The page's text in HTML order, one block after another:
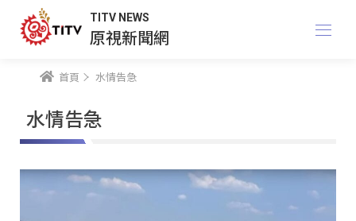
TITV NEWS
原視新聞網
首頁 水情告急
水情告急